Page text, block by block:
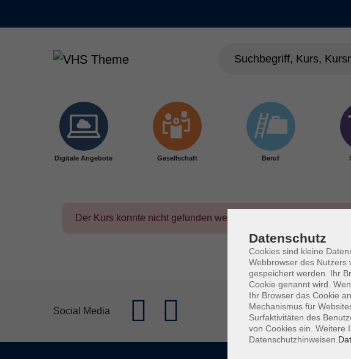
Digitale Angebote Gesellschaft Beruf
Der Kurs konnte nicht gefunden werden.
Social Media
Datenschutz
Cookies sind kleine
Webbrowser des Nutzers
gespeichert werden. Ihr
Cookie genannt wird.
Ihr Browser das Cookie
Mechanismus für
Surfaktivitäten des
von Cookies ein. Weitere
Datenschutzhinweisen.